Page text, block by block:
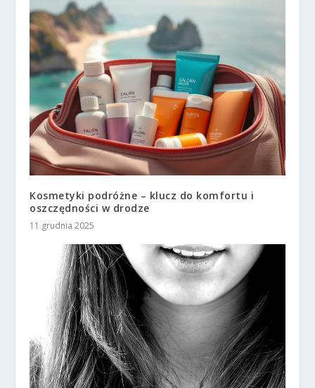
Kosmetyki podróżne – klucz do komfortu i
oszczędności w drodze
11 grudnia 2025